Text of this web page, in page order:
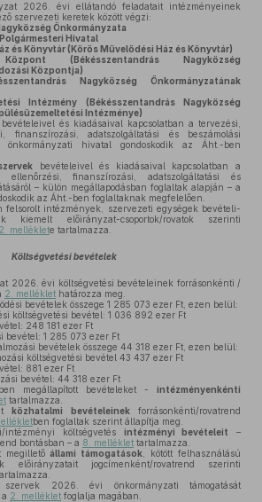
2026. évi ellátandó feladatait intézményeinek
szervezeti keretek között végzi:
Önkormányzata
Hivatal
és Könyvtár (Körös Művelődési Ház és Könyvtár)
(Békésszentandrás Nagyközség
Központja)
Nagyközség Önkormányzatának
Intézmény (Békésszentandrás Nagyközség
Intézménye)
bevételeivel és kiadásaival kapcsolatban a tervezési,
finanszírozási, adatszolgáltatási és beszámolási
önkormányzati hivatal gondoskodik az Áht.-ben
bevételeivel és kiadásaival kapcsolatban a
ellenőrzési, finanszírozási, adatszolgáltatási és
– külön megállapodásban foglaltak alapján – a
az Áht.-ben foglaltaknak megfelelően.
felsorolt intézmények, szervezeti egységek bevételi-
kiemelt előirányzat-csoportok/rovatok szerinti
2. melléklete tartalmazza.
Költségvetési bevételek
2026. évi költségvetési bevételeinek forrásonkénti /
2. melléklet határozza meg.
bevételek összege 1 285 073 ezer Ft, ezen belül:
költségvetési bevétel: 1 036 892 ezer Ft
248 181 ezer Ft
bevétel: 1 285 073 ezer Ft
bevételek összege 44 318 ezer Ft, ezen belül:
költségvetési bevétel 43 437 ezer Ft
881 ezer Ft
bevétel: 44 318 ezer Ft
ben megállapított bevételeket - intézményenkénti
tartalmazza.
közhatalmi bevételeinekforrásonkénti/rovatrend
ben foglaltak szerint állapítja meg.
intézményi költségvetés intézményi bevételeit
–
bontásban – a 8. melléklet tartalmazza.
megilletőállami támogatások , kötött felhasználású
előirányzatait jogcímenként/rovatrend szerinti
2026. évi önkormányzati támogatását
2. melléklet foglalja magában.